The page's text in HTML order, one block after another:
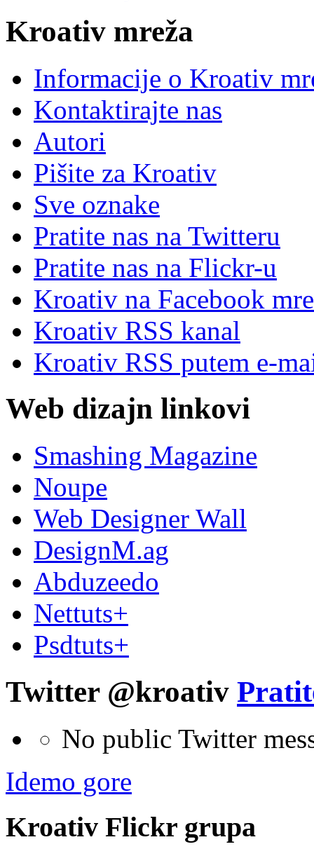
Kroativ mreža
Informacije o Kroativ
Kontaktirajte nas
Autori
Pišite za Kroativ
Sve oznake
Pratite nas na Twitteru
Pratite nas na Flickr-u
Kroativ na Facebook
Kroativ RSS kanal
Kroativ RSS putem e-
Web dizajn linkovi
Smashing Magazine
Noupe
Web Designer Wall
DesignM.ag
Abduzeedo
Nettuts+
Psdtuts+
Twitter @kroativ
No public Twitter
Idemo gore
Kroativ Flickr grupa